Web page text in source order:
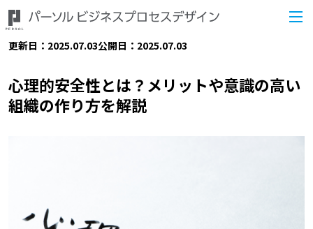
更新日：2025.07.03公開日：2025.07.03
心理的安全性とは？メリットや意識の高い
組織の作り方を解説